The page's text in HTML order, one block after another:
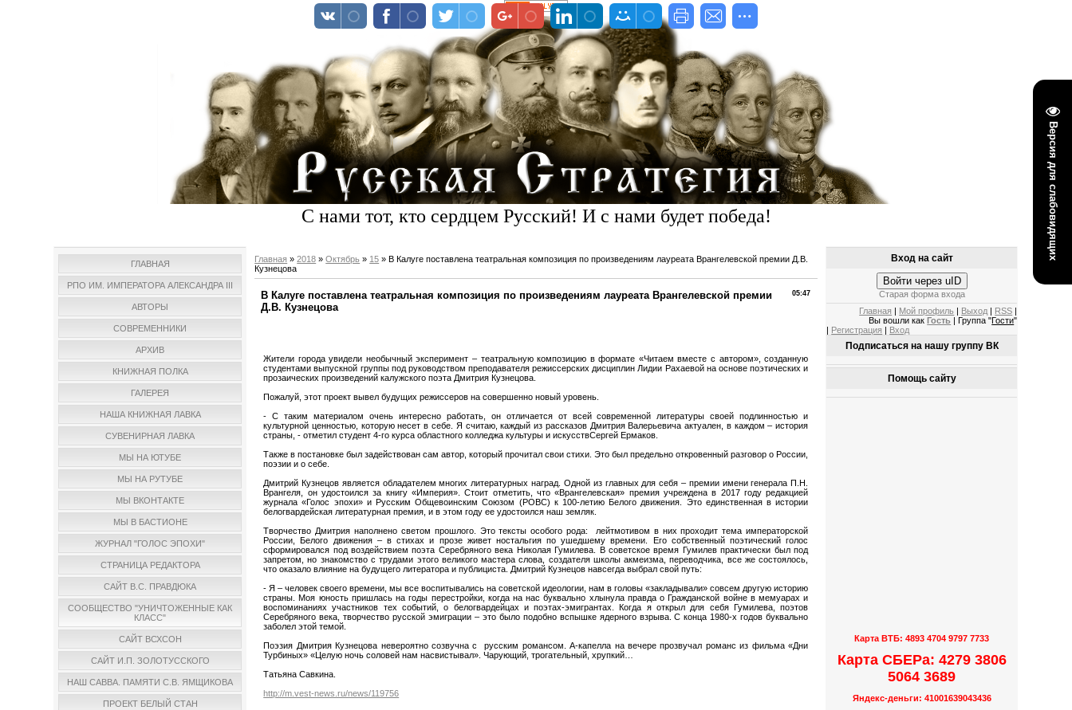
Версия для слабовидящих
С нами тот, кто сердцем Русский! И с нами будет победа!
ГЛАВНАЯ
РПО ИМ. ИМПЕРАТОРА АЛЕКСАНДРА III
АВТОРЫ
СОВРЕМЕННИКИ
АРХИВ
КНИЖНАЯ ПОЛКА
ГАЛЕРЕЯ
НАША КНИЖНАЯ ЛАВКА
СУВЕНИРНАЯ ЛАВКА
МЫ НА ЮТУБЕ
МЫ НА РУТУБЕ
МЫ ВКОНТАКТЕ
МЫ В БАСТИОНЕ
ЖУРНАЛ "ГОЛОС ЭПОХИ"
СТРАНИЦА РЕДАКТОРА
САЙТ В.С. ПРАВДЮКА
СООБЩЕСТВО "УНИЧТОЖЕННЫЕ КАК
КЛАСС"
САЙТ ВСХСОН
САЙТ И.П. ЗОЛОТУССКОГО
НАШ САВВА. ПАМЯТИ С.В. ЯМЩИКОВА
ПРОЕКТ БЕЛЫЙ СТАН
Главная »2018 » Октябрь » 15 » В Калуге поставлена театральная композиция по произведениям лауреата Врангелевской премии Д.В.
Кузнецова
05:47
В Калуге поставлена театральная композиция по произведениям лауреата Врангелевской премии
Д.В. Кузнецова
Жители города увидели необычный эксперимент – театральную композицию в формате «Читаем вместе с автором», созданную
студентами выпускной группы под руководством преподавателя режиссерских дисциплин Лидии Рахаевой на основе поэтических и
прозаических произведений калужского поэта Дмитрия Кузнецова.
Пожалуй, этот проект вывел будущих режиссеров на совершенно новый уровень.
- С таким материалом очень интересно работать, он отличается от всей современной литературы своей подлинностью и
культурной ценностью, которую несет в себе. Я считаю, каждый из рассказов Дмитрия Валерьевича актуален, в каждом – история
страны, - отметил студент 4-го курса областного колледжа культуры и искусствСергей Ермаков.
Также в постановке был задействован сам автор, который прочитал свои стихи. Это был предельно откровенный разговор о России,
поэзии и о себе.
Дмитрий Кузнецов является обладателем многих литературных наград. Одной из главных для себя – премии имени генерала П.Н.
Врангеля, он удостоился за книгу «Империя». Стоит отметить, что «Врангелевская» премия учреждена в 2017 году редакцией
журнала «Голос эпохи» и Русским Общевоинским Союзом (РОВС) к 100-летию Белого движения. Это единственная в истории
белогвардейская литературная премия, и в этом году ее удостоился наш земляк.
Творчество Дмитрия наполнено светом прошлого. Это тексты особого рода: лейтмотивом в них проходит тема императорской
России, Белого движения – в стихах и прозе живет ностальгия по ушедшему времени. Его собственный поэтический голос
сформировался под воздействием поэта Серебряного века Николая Гумилева. В советское время Гумилев практически был под
запретом, но знакомство с трудами этого великого мастера слова, создателя школы акмеизма, переводчика, все же состоялось,
что оказало влияние на будущего литератора и публициста. Дмитрий Кузнецов навсегда выбрал свой путь:
- Я – человек своего времени, мы все воспитывались на советской идеологии, нам в головы «закладывали» совсем другую историю
страны. Моя юность пришлась на годы перестройки, когда на нас буквально хлынула правда о Гражданской войне в мемуарах и
воспоминаниях участников тех событий, о белогвардейцах и поэтах-эмигрантах. Когда я открыл для себя Гумилева, поэтов
Серебряного века, творчество русской эмиграции – это было подобно вспышке ядерного взрыва. С конца 1980-х годов буквально
заболел этой темой.
Поэзия Дмитрия Кузнецова невероятно созвучна с русским романсом. А-капелла на вечере прозвучал романс из фильма «Дни
Турбиных» «Целую ночь соловей нам насвистывал». Чарующий, трогательный, хрупкий…
Татьяна Савкина.
http://m.vest-news.ru/news/119756
Вход на сайт
Войти через uID
Старая форма входа
Главная
Мой профиль Выход RSS
Вы вошли как Гость | Группа "Гости"
Регистрация Вход
Подписаться на нашу группу ВК
Помощь сайту
Карта ВТБ: 4893 4704 9797 7733
Карта СБЕРа: 4279 3806
5064 3689
Яндекс-деньги: 41001639043436